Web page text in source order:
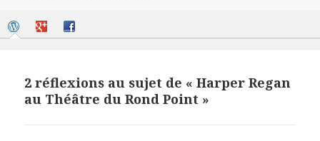
2 réflexions au sujet de « Harper Regan
au Théâtre du Rond Point »